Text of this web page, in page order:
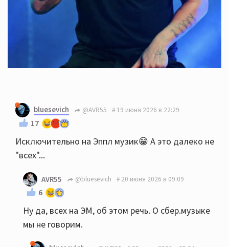
bluesevich @AVR55 19 июня 2026 в 22:29
17
Исключительно на Эппл музик😁 А это далеко не
"всех"...
AVR55 @bluesevich 20 июня 2026 в 09:09
6
Ну да, всех на ЭМ, об этом речь. О сбер.музыке
мы не говорим.